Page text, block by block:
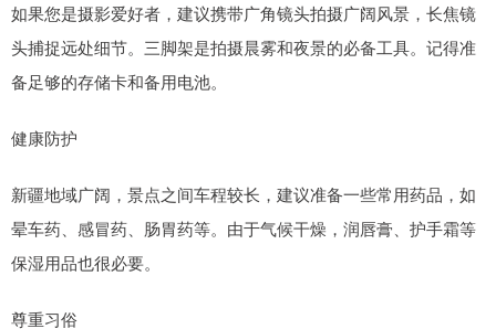
如果您是摄影爱好者，建议携带广角镜头拍摄广阔风景，长焦镜
头捕捉远处细节。三脚架是拍摄晨雾和夜景的必备工具。记得准
备足够的存储卡和备用电池。
健康防护
新疆地域广阔，景点之间车程较长，建议准备一些常用药品，如
晕车药、感冒药、肠胃药等。由于气候干燥，润唇膏、护手霜等
保湿用品也很必要。
尊重习俗